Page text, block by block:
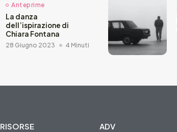
Anteprime
La danza
dell’ispirazione di
Chiara Fontana
28 Giugno 2023 4 Minuti
RISORSE ADV